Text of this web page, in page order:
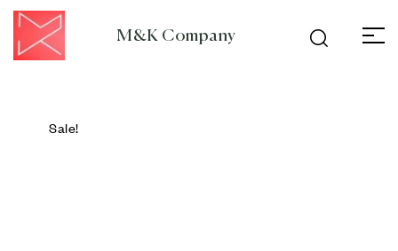
M&K Company
Sale!